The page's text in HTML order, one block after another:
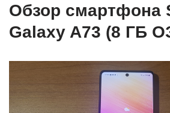
Обзор смартфона
Galaxy A73 (8 ГБ